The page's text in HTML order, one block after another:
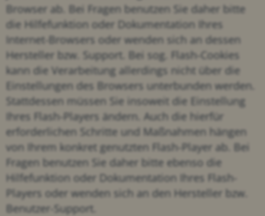
Browser ab. Bei Fragen benutzen Sie daher bitte
die Hilfefunktion oder Dokumentation Ihres
Internet-Browsers oder wenden sich an dessen
Hersteller bzw. Support. Bei sog. Flash-Cookies
kann die Verarbeitung allerdings nicht über die
Einstellungen des Browsers unterbunden werden.
Stattdessen müssen Sie insoweit die Einstellung
Ihres Flash-Players ändern. Auch die hierfür
erforderlichen Schritte und Maßnahmen hängen
von Ihrem konkret genutzten Flash-Player ab. Bei
Fragen benutzen Sie daher bitte ebenso die
Hilfefunktion oder Dokumentation Ihres Flash-
Players oder wenden sich an den Hersteller bzw.
Benutzer-Support.